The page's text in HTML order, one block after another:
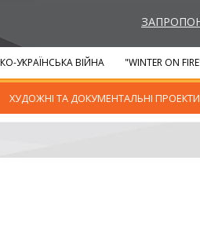
ХУДОЖНІ ТА ДОКУМЕНТАЛЬНІ ПРОЕКТИ
УКРАЇНСЬКА ВІЙНА "WINTER ON